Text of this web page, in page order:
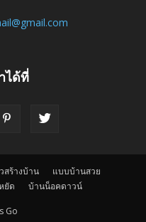
ได้ที่
สร้างบ้าน
แบบบ้านสวย
ยัด บ้านน็อคดาวน์
Go